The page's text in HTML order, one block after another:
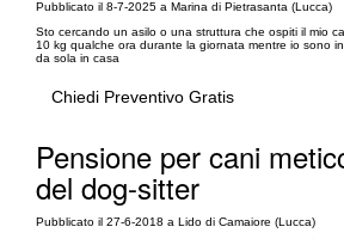
Pubblicato il 8-7-2025 a Marina di Pietrasanta (Lucca)
Sto cercando un asilo o una struttura che ospiti il mio
10 kg qualche ora durante la giornata mentre io sono
da sola in casa
Chiedi Preventivo Gratis
Pensione per cani
del dog-sitter
Pubblicato il 27-6-2018 a Lido di Camaiore (Lucca)